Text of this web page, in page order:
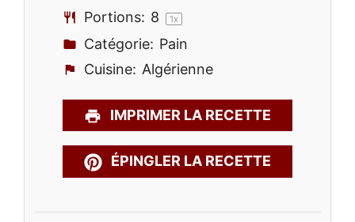
Portions: 8 1x
Catégorie: Pain
Cuisine: Algérienne
IMPRIMER LA RECETTE
ÉPINGLER LA RECETTE